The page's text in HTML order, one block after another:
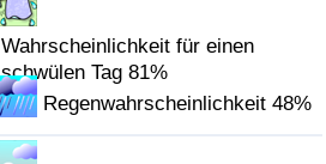
Wahrscheinlichkeit für einen
schwülen Tag 81%
Regenwahrscheinlichkeit 48%